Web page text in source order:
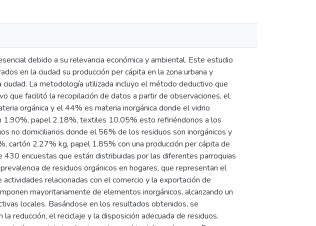
debido a su relevancia económica y ambiental. Este estudio
en la ciudad su producción per cápita en la zona urbana y
La metodología utilizada incluyo el método deductivo que
que facilitó la recopilación de datos a partir de observaciones, el
orgánica y el 44% es materia inorgánica donde el vidrio
papel 2.18%, textiles 10.05% esto refiriéndonos a los
no domiciliarios donde el 56% de los residuos son inorgánicos y
2.27% kg, papel 1.85% con una producción per cápita de
encuestas que están distribuidas por las diferentes parroquias
de residuos orgánicos en hogares, que representan el
relacionadas con el comercio y la exportación de
mayoritariamente de elementos inorgánicos, alcanzando un
locales. Basándose en los resultados obtenidos, se
reducción, el reciclaje y la disposición adecuada de residuos.